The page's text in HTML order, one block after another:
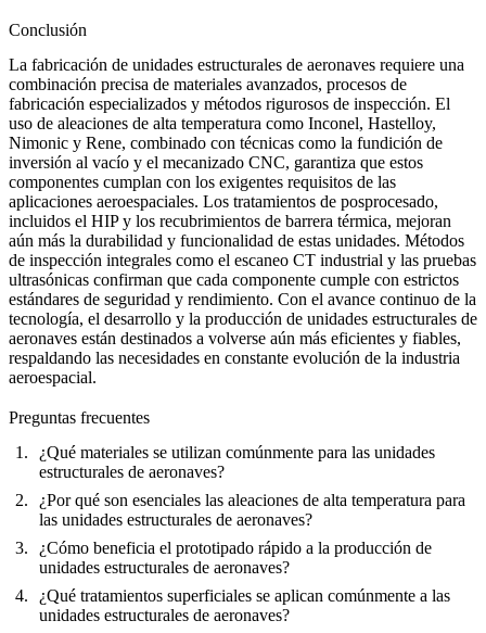
Conclusión
La fabricación de unidades estructurales de aeronaves requiere una
combinación precisa de materiales avanzados, procesos de
fabricación especializados y métodos rigurosos de inspección. El
uso de aleaciones de alta temperatura como Inconel, Hastelloy,
Nimonic y Rene, combinado con técnicas como la fundición de
inversión al vacío y el mecanizado CNC, garantiza que estos
componentes cumplan con los exigentes requisitos de las
aplicaciones aeroespaciales. Los tratamientos de posprocesado,
incluidos el HIPy los recubrimientos de barrera térmica, mejoran
aún más la durabilidad y funcionalidad de estas unidades. Métodos
de inspección integrales como el escaneo CT industrial y las pruebas
ultrasónicas confirman que cada componente cumple con estrictos
estándares de seguridad y rendimiento. Con el avance continuo de la
tecnología, el desarrollo y la producción de unidades estructurales de
aeronaves están destinados a volverse aún más eficientes y fiables,
respaldando las necesidades en constante evolución de la industria
aeroespacial.
Preguntas frecuentes
¿Qué materiales se utilizan comúnmente para las unidades
estructurales de aeronaves?
¿Por qué son esenciales las aleaciones de alta temperatura para
las unidades estructurales de aeronaves?
¿Cómo beneficia el prototipado rápido a la producción de
unidades estructurales de aeronaves?
¿Qué tratamientos superficiales se aplican comúnmente a las
unidades estructurales de aeronaves?